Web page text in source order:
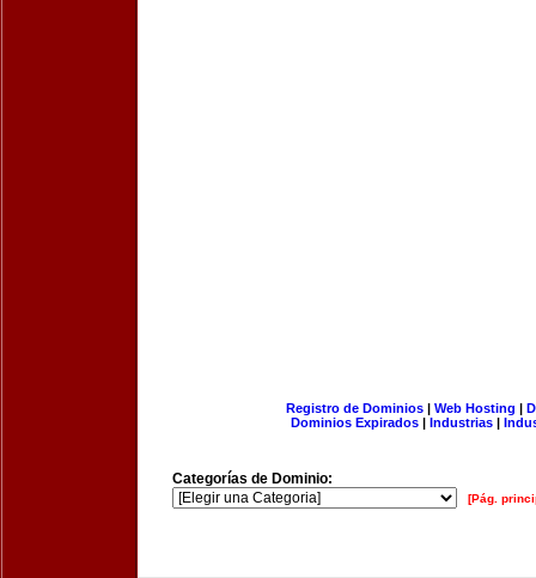
Registro de Dominios| Web Hosting |
Dominios Expirados | Industrias |
Categorías de Dominio:
[Pág.